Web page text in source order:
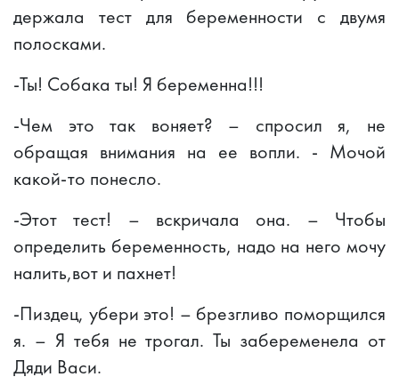
держала тест для беременности с двумя
полосками.
-Ты! Собака ты! Я беременна!!!
-Чем это так воняет? – спросил я, не
обращая внимания на ее вопли. - Мочой
какой-то понесло.
-Этот тест! – вскричала она. – Чтобы
определить беременность, надо на него мочу
налить,вот и пахнет!
-Пиздец, убери это! – брезгливо поморщился
я. – Я тебя не трогал. Ты забеременела от
Дяди Васи.